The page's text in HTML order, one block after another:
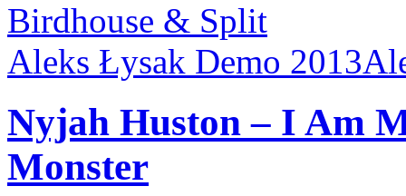
Birdhouse & Split
Aleks Łysak Demo 2013
Nyjah Huston – I Am
Monster